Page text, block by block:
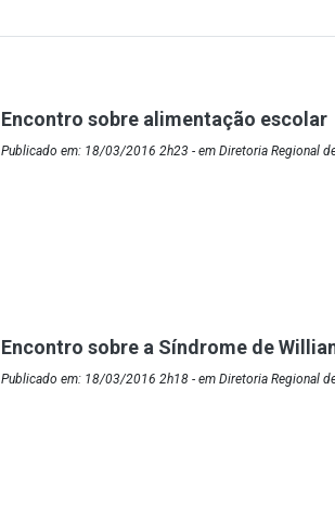
Encontro sobre alimentação escolar
Publicado em: 18/03/2016 2h23 - em Diretoria Regional
Encontro sobre a Síndrome de
Publicado em: 18/03/2016 2h18 - em Diretoria Regional